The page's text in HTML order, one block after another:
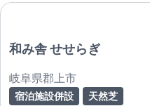
和み舎 せせらぎ
岐阜県郡上市
宿泊施設併設 天然芝